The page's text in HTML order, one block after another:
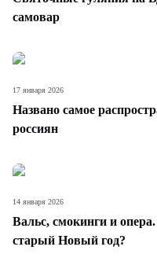
самовар
Названо самое
россиян
17 января 2026
Вальс, смокинги и
старый Новый год?
14 января 2026